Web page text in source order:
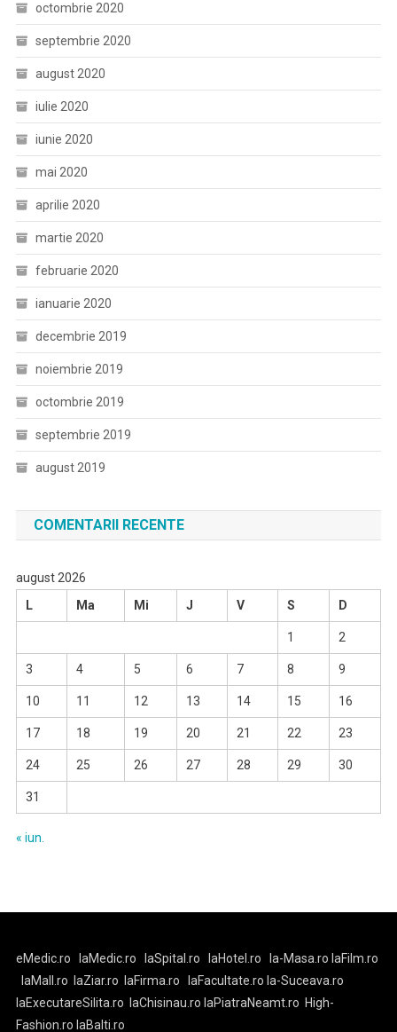
octombrie 2020
septembrie 2020
august 2020
iulie 2020
iunie 2020
mai 2020
aprilie 2020
martie 2020
februarie 2020
ianuarie 2020
decembrie 2019
noiembrie 2019
octombrie 2019
septembrie 2019
august 2019
COMENTARII RECENTE
august 2026
L
Ma Mi J V S D
1 2
3 4 5 6 7 8 9
10 11 12 13 14 15 16
17 18 19 20 21 22 23
24 25 26 27 28 29 30
31
« iun.
eMedic.ro laMedic.ro laSpital.ro laHotel.ro la-Masa.ro laFilm.ro
laMall.ro
laZiar.ro laFirma.ro laFacultate.ro la-Suceava.ro
laExecutareSilita.ro
laChisinau.ro laPiatraNeamt.ro High-
Fashion.ro laBalti.ro